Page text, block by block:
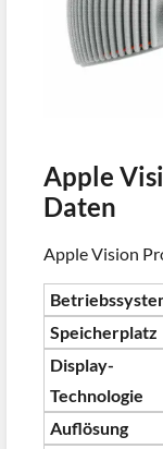
Apple
Daten
Apple Vision
Speicherplatz
Display-
Technologie
Auflösung